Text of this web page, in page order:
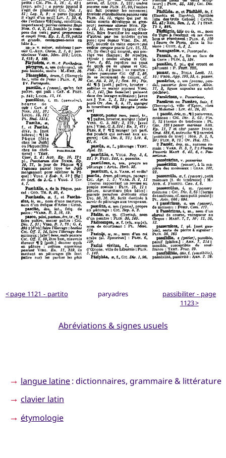
< page 1121 - partito paryadres
passibiliter - page
1123 >
Abréviations & signes usuels
→ langue latine: dictionnaires, grammaire & littérature
→ clavier latin
→ étymologie